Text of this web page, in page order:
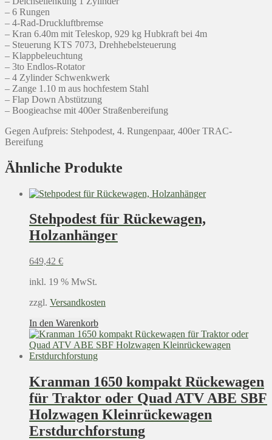
– 6 Rungen
– 4-Rad-Druckluftbremse
– Kran 6.40m mit Teleskop, 929 kg Hubkraft bei 4m
– Steuerung KTS 7073, Drehhebelsteuerung
– Klappbeleuchtung
– 3to Endlos-Rotator
– 4 Zylinder Schwenkwerk
– Zange 1.10 m aus hochfestem Stahl
– Flap Down Abstützung
– Boogieachse mit 400er Straßenbereifung
Gegen Aufpreis: Stehpodest, 4. Rungenpaar, 400er TRAC-
Bereifung
Ähnliche Produkte
Stehpodest für Rückewagen,
Holzanhänger
649,42 €
inkl. 19 % MwSt.
zzgl. Versandkosten
In den Warenkorb
Kranman 1650 kompakt Rückewagen
für Traktor oder Quad ATV ABE SBF
Holzwagen Kleinrückewagen
Erstdurchforstung